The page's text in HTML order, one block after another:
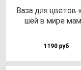
Ваза для цве­тов
шей в ми­ре
1190 руб